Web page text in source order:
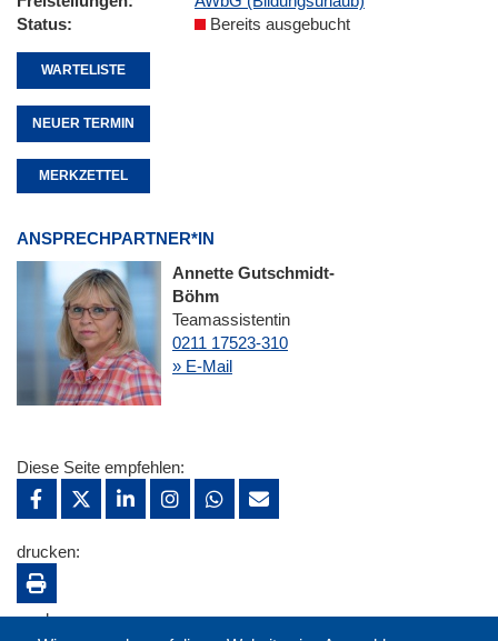
Status
Bereits ausgebucht
WARTELISTE
NEUER TERMIN
MERKZETTEL
ANSPRECHPARTNER*IN
Annette Gutschmidt-
Böhm
Teamassistentin
0211 17523-310
» E-Mail
Diese Seite empfehlen:
drucken:
merken: